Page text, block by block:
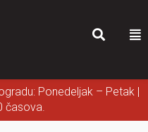
Ponedeljak – Petak |
časova.